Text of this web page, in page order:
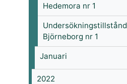
Hedemora nr 1
Undersökningstillstånd
Björneborg nr 1
Januari
2022